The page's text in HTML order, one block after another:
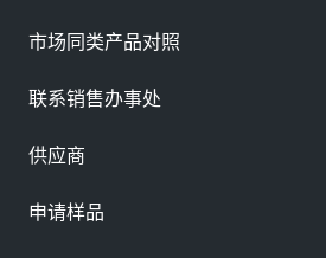
市场同类产品对照
联系销售办事处
供应商
申请样品